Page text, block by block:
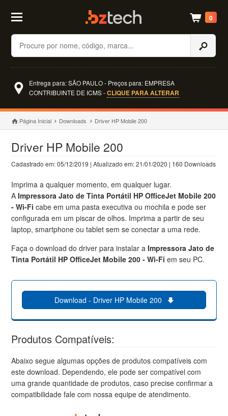
Buscar
0
Entrega para: SÃO PAULO - Preços para: EMPRESA
CONTRIBUINTE DE ICMS -CLIQUE PARA ALTERAR
Página Inicial Downloads Driver HP Mobile 200
Driver HP Mobile 200
Cadastrado em: 05/12/2019 | Atualizado em: 21/01/2020 | 160 Downloads
Imprima a qualquer momento, em qualquer lugar.
AImpressora Jato de Tinta Portátil HP OfficeJet Mobile 200
- Wi-Fi cabe em uma pasta executiva ou mochila e pode ser
configurada em um piscar de olhos. Imprima a partir de seu
laptop, smartphone ou tablet sem se conectar a uma rede.
Faça o download do driver para instalar aImpressora Jato de
Tinta Portátil HP OfficeJet Mobile 200 - Wi-Fiem seu PC.
Download - Driver HP Mobile 200
Produtos Compatíveis:
Abaixo segue algumas opções de produtos compatíveis com
este download. Dependendo, ele pode ser compatível com
uma grande quantidade de produtos, caso precise confirmar a
compatibilidade fale com nossa equipe de atendimento.